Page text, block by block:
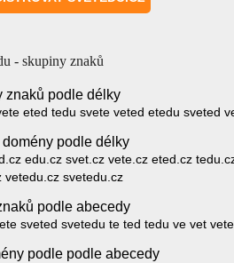
- skupiny znaků
znaků podle délky
eted tedu svete veted etedu sveted
domény podle délky
edu.cz svet.cz vete.cz eted.cz
vetedu.cz svetedu.cz
podle abecedy
sveted svetedu te ted tedu ve vet
podle podle abecedy